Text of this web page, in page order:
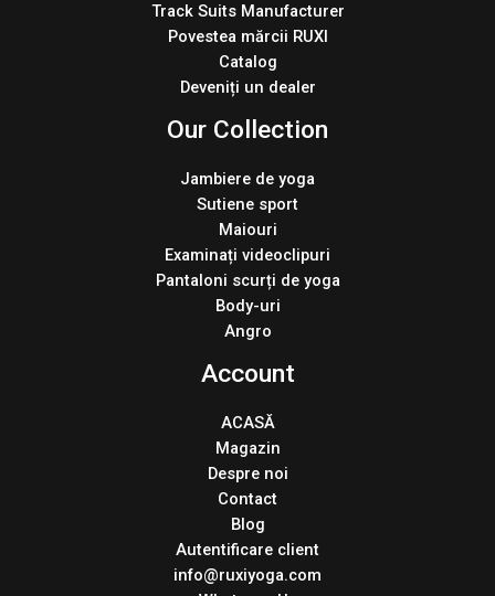
Track Suits Manufacturer
Povestea mărcii RUXI
Catalog
Deveniți un dealer
Our Collection
Jambiere de yoga
Sutiene sport
Maiouri
Examinați videoclipuri
Pantaloni scurți de yoga
Body-uri
Angro
Account
ACASĂ
Magazin
Despre noi
Contact
Blog
Autentificare client
info@ruxiyoga.com